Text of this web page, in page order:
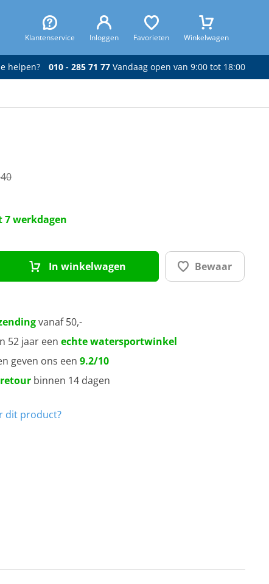
Klantenservice Inloggen Favorieten Winkelwagen
helpen? 010 - 285 71 77Vandaag open van 9:00 tot 18:00
7 werkdagen
In winkelwagen Bewaar
vanaf 50,-
52 jaar een echte watersportwinkel
geven ons een 9.2/10
binnen 14 dagen
dit product?